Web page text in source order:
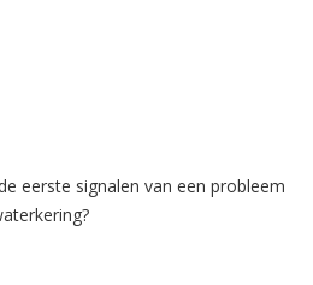
eerste signalen van een probleem